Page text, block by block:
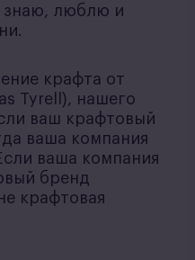
знаю, люблю и
крафта от
Tyrell), нашего
ваш крафтовый
ваша компания
ваша компания
бренд
крафтовая